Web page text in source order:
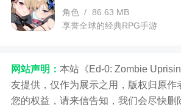
角色 / 86.63 MB
享誉全球的经典RPG手游
网站声明： 本站《Ed-0: Zombie
友提供，仅作为展示之用，版权归原作
您的权益，请来信告知，我们会尽快删